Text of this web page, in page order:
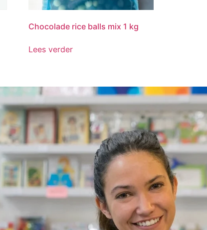
Chocolade rice balls mix 1 kg
Lees verder